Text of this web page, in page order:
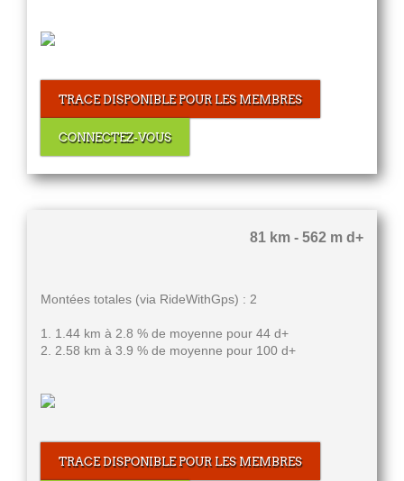
TRACE DISPONIBLE POUR LES MEMBRES
CONNECTEZ-VOUS
81 km - 562 m d+
Montées totales (via RideWithGps) : 2
1. 1.44 km à 2.8 % de moyenne pour 44 d+
2. 2.58 km à 3.9 % de moyenne pour 100 d+
TRACE DISPONIBLE POUR LES MEMBRES